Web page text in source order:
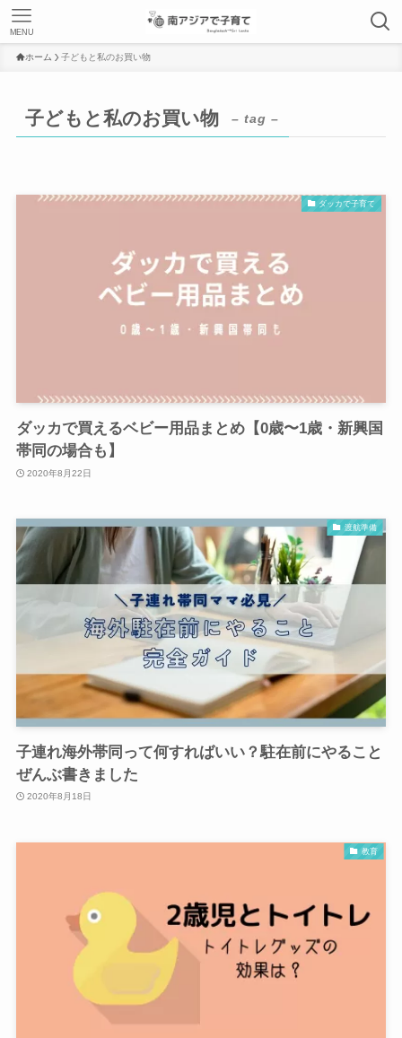
MENU
ホーム 子どもと私のお買い物
子どもと私のお買い物 – tag –
ダッカで子育て
ダッカで買えるベビー用品まとめ【0歳〜1歳・新興国
帯同の場合も】
2020年8月22日
渡航準備
子連れ海外帯同って何すればいい？駐在前にやること
ぜんぶ書きました
2020年8月18日
教育